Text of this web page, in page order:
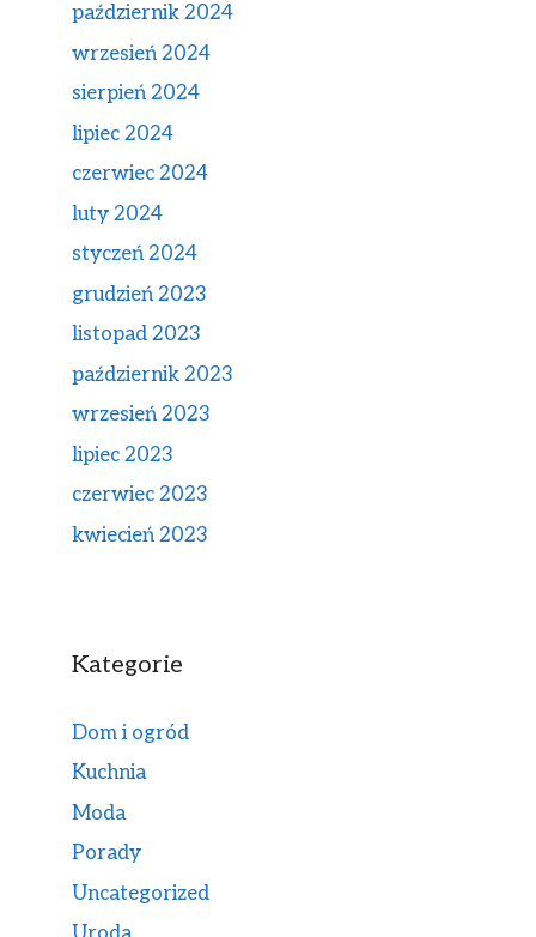
październik 2024
wrzesień 2024
sierpień 2024
lipiec 2024
czerwiec 2024
luty 2024
styczeń 2024
grudzień 2023
listopad 2023
październik 2023
wrzesień 2023
lipiec 2023
czerwiec 2023
kwiecień 2023
Kategorie
Dom i ogród
Kuchnia
Moda
Porady
Uncategorized